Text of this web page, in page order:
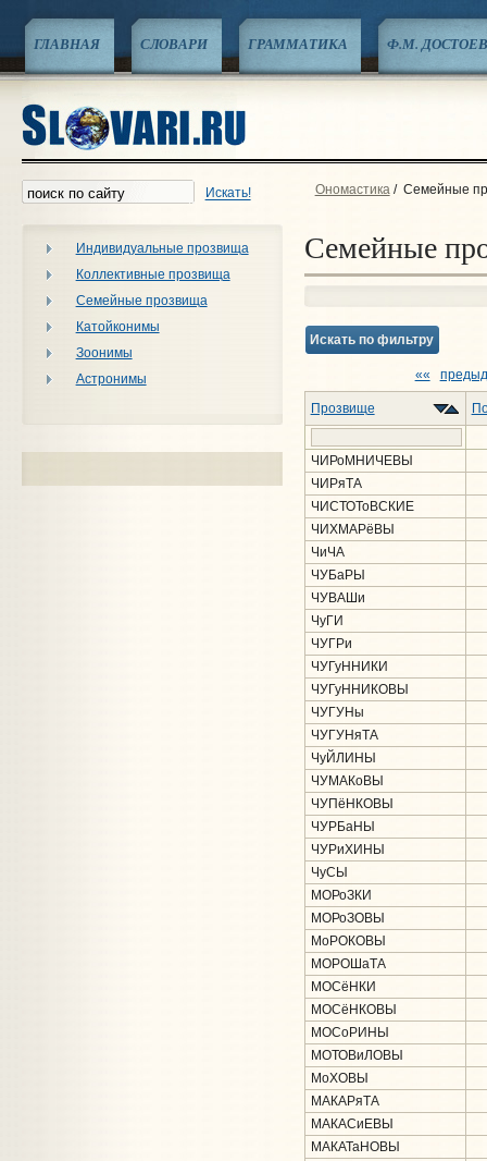
ГЛАВНАЯ СЛОВАРИ ГРАММАТИКА Ф.М.
Искать!
Индивидуальные прозвища
Коллективные прозвища
Семейные прозвища
Катойконимы
Зоонимы
Астронимы
Ономастика/ Семейные
Семейные
Искать по фильтру
««
Прозвище
ЧИРоМНИЧЕВЫ
ЧИРяТА
ЧИСТОТоВСКИЕ
ЧИХМАРёВЫ
ЧиЧА
ЧУБаРЫ
ЧУВАШи
ЧуГИ
ЧУГРи
ЧУГуННИКИ
ЧУГуННИКОВЫ
ЧУГУНы
ЧУГУНяТА
ЧуЙЛИНЫ
ЧУМАКоВЫ
ЧУПёНКОВЫ
ЧУРБаНЫ
ЧУРиХИНЫ
ЧуСЫ
МОРоЗКИ
МОРоЗОВЫ
МоРОКОВЫ
МОРОШаТА
МОСёНКИ
МОСёНКОВЫ
МОСоРИНЫ
МОТОВиЛОВЫ
МоХОВЫ
МАКАРяТА
МАКАСиЕВЫ
МАКАТаНОВЫ